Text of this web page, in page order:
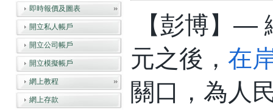
即時報價及圖表
開立私人帳戶
開立公司帳戶
開立模擬帳戶
網上教程
網上存款
【彭博】—
元之後， 在
關口，為人